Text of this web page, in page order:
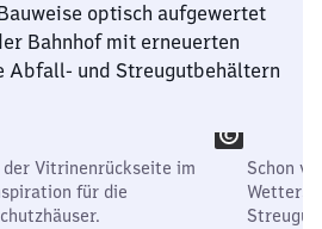
optisch aufgewertet
Bahnhof mit erneuerten
Abfall- und Streugutbehältern
Vitrinenrückseite im
für die
Schon